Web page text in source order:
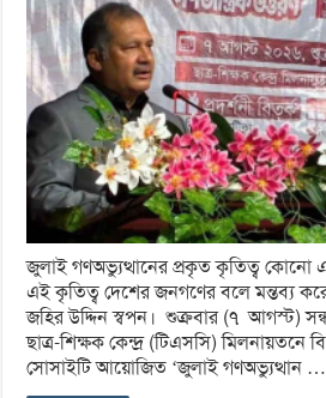
জুলাই গণঅভ্যুত্থানের প্রকৃত কৃতিত্ব কোনো
এই কৃতিত্ব দেশের জনগণের বলে মন্তব্য
জহির উদ্দিন স্বপন। শুক্রবার (৭ আগস্ট)
ছাত্র-শিক্ষক কেন্দ্র (টিএসসি) মিলনায়তনে
সোসাইটি আয়োজিত ‘জুলাই গণঅভ্যুত্থান …